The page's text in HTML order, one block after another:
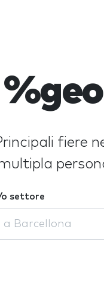
fiere
o settore